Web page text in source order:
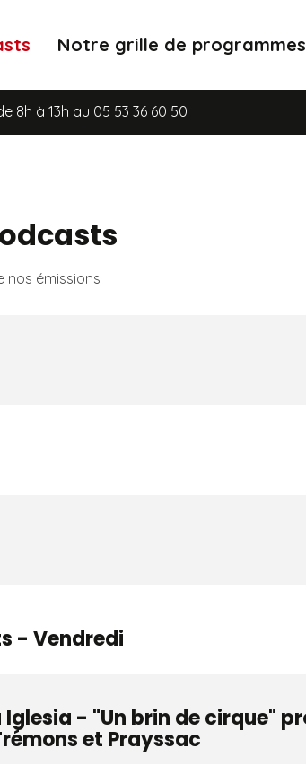
Notre grille de programmes
au 05 53 36 60 50
nos émissions
- Vendredi
Iglesia - "Un brin de cirque"
et Prayssac